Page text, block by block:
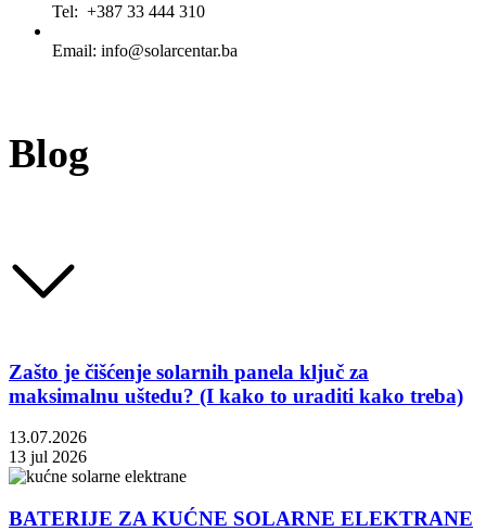
Tel: +387 33 444 310
Email: info@solarcentar.ba
Blog
Zašto je čišćenje solarnih panela ključ za
maksimalnu uštedu? (I kako to uraditi kako treba)
13.07.2026
13 jul 2026
BATERIJE ZA KUĆNE SOLARNE ELEKTRANE